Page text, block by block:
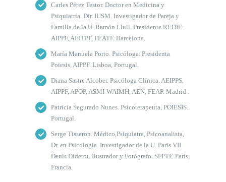
Carles Pérez Testor. Doctor en Medicina y
Psiquiatría. Dir. IUSM. Investigador de Pareja y
Familia de la U. Ramón Llull. Presidente REDIF.
AIPPF, AEITPF, FEATF. Barcelona.
María Manuela Porto. Psicóloga. Presidenta
Poiesis, AIPPF. Lisboa, Portugal.
Diana Sastre Alcober. Psicóloga Clínica. AEIPPS,
AIPPF, APOP, ASMI-WAIMH, AEN, FEAP. Madrid .
Patricia Segurado Nunes. Psicoterapeuta, POIESIS.
Portugal.
Serge Tisseron. Médico,Psiquiatra, Psicoanalista,
Dr. en Psicología. Investigador de la U. Paris VII
Denis Diderot. Ilustrador y Fotógrafo. SFPTF. París,
Francia.